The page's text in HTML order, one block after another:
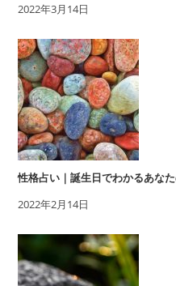
2022年3月14日
性格占い｜誕生日でわかるあな
2022年2月14日